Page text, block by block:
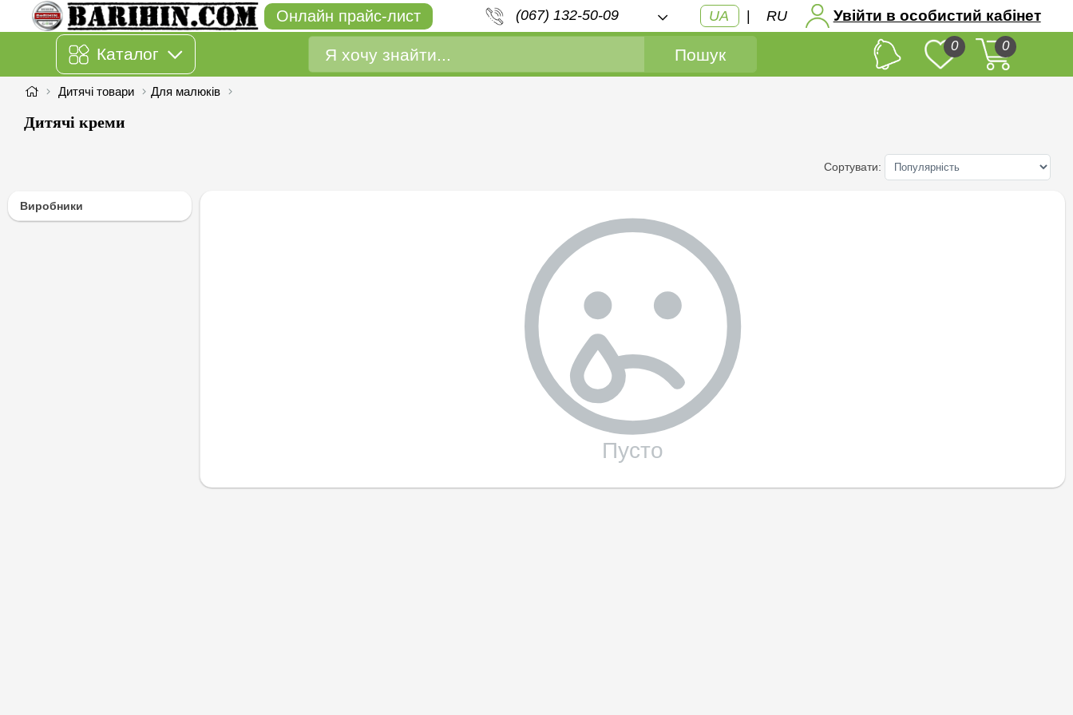
Онлайн прайс-лист (067) 132-50-09 UA | RU Увійти в особистий кабінет
Каталог Пошук 0 0
Дитячі товари Для малюків
Дитячі креми
Сортувати:
Виробники
Пусто